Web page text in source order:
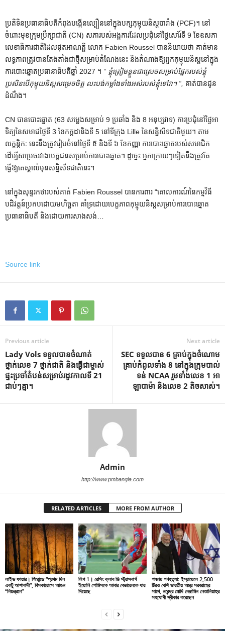
ប្រតិទិនប្រធានាធិបតីកំពុងបង្កើនល្បឿននៅក្នុងបក្សកុម្មុយនិស្តបារាំង (PCF)។ នៅ
ចំពោះមុខក្រុមប្រឹក្សាជាតិ (CN) សភារបស់អង្គការដែលប្រជុំនៅថ្ងៃសៅរ៍ទី 9 ខែឧសភា
លេខាធិការជាតិដែលផុតអាណត្តិ លោក Fabien Roussel បាននិយាយថា គាត់មាន
លទ្ធភាពត្រូវបានតែងតាំងជាថ្មីសម្រាប់តំណែងនេះ និងតំណាងឱ្យពួកកុម្មុយនិស្តនៅក្នុង
ការបោះឆ្នោតប្រធានាធិបតីឆ្នាំ 2027 ។ “ ខ្ញុំត្រៀមខ្លួនជាស្រេចសម្រាប់ផ្នែករបស់ខ្ញុំ
ប្រសិនបើកុម្មុយនិស្តសម្រេចចិត្ត លះបង់កម្លាំងទាំងអស់របស់ខ្ញុំទៅវា។ “, គាត់បានជូន
ដំណឹង។
CN បានបោះឆ្នោត (63 សម្លេងសម្រាប់ 9 ប្រឆាំង និង 8 អនុប្បវាទ) ការប្រជុំនៅថ្ងៃអា
ទិត្យនៃសមាជថ្ងៃទី 3 ខែកក្កដានិងទី 5 នៅទីក្រុង Lille នៃសន្និសីទជាតិមួយ។ តាម​
លក្ខន្តិកៈ នេះ​នឹង​ត្រូវ​រៀបចំ​នៅ​ថ្ងៃ​ទី ៥ និង​ទី ៦ ខែ​កញ្ញា ការបោះឆ្នោត​របស់​សមាជិក​
ដើម្បី​សម្រេច​រវាង​បេក្ខជន​សម្រាប់​ការ​បោះឆ្នោត។ ដូច្នេះ អ្នកក្រោយៗទៀតនឹងត្រូវតែ
ធ្វើឱ្យគេស្គាល់មុនសន្និសីទជាតិនេះ។
នៅក្នុងសុន្ទរកថារបស់គាត់ Fabien Roussel បានការពារ “គោលការណ៍នៃកម្មវិធី
បដិវត្តន៍ប្រកបដោយមហិច្ឆតា គាំទ្រដោយបេក្ខភាពកុម្មុយនិស្តសម្រាប់ការបោះឆ្នោត
ប្រធានាធិបតី និងដោយការសាងសង់…
Source link
Previous article
Lady Vols ទទួលបានចំណាត់
ថ្នាក់លេខ 7 ថ្នាក់ជាតិ និងធ្វើជាម្ចាស់
ផ្ទះប្រចាំតំបន់សម្រាប់រដូវកាលទី 21
ជាប់ៗគ្នា។
Next article
SEC ទទួលបាន 6 គ្រាប់ក្នុងចំណោម
គ្រាប់កំពូលទាំង 8 នៅក្នុងក្រុមបាល់
ទន់ NCAA រួមទាំងលេខ 1 អា
ឡាបាម៉ា និងលេខ 2 តិចសាស់។
Admin
http://www.pmbangla.com
RELATED ARTICLES MORE FROM AUTHOR
লাইভ ফায়ার। গিরোন্ডে “প্রথম দিন
একটু আশাবাদী”, বিসকারোসে আগুন
“নিয়ন্ত্রনে”
লিগ 1। রেসিং ক্লাব ডি স্ট্রাসবার্গ
ইয়োনি গোমিসকে আবার বেভারেনকে ধার
দিয়েছে
গাজায় গণহত্যা: ইস্রায়েলে 2,500
টিরও বেশি ভারতীয় অস্ত্র সরবরাহের
সাথে, নরেন্দ্র মোদি বেঞ্জামিন নেতানিয়াহুর
সহযোগী স্বীকার করেছেন